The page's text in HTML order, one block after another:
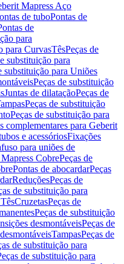
Mapress Aço
de tuboPontas de
de
para
para CurvasTêsPeças de
substituição para
substituição para Uniões
Peças de substituição
Juntas de dilataçãoPeças de
Peças de substituição
Peças de substituição para
complementares para Geberit
e acessóriosFixações
para uniões de
CobrePeças de
Pontas de abocardarPeças
ReduçõesPeças de
de substituição para
CruzetasPeças de
Peças de substituição
desmontáveisPeças de
TampasPeças de
de substituição para
de substituição para